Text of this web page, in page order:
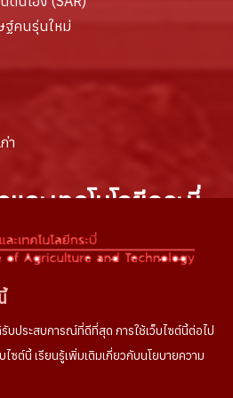
บประสบการณ์ที่ดีที่สุด การใช้เว็บไซต์นี้ต่อไป
ซต์นี้ เรียนรู้เพิ่มเติมเกี่ยวกับนโยบายความ
ฐ์คนรุ่นใหม่
า
ละเทคโนโลยีกระบี่
บี่
นธ์วษท.กระบี่